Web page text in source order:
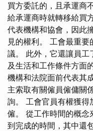
買方委託的，且承運商
給承運商時就轉移給買
代表機構和協會，因此
見的權利。 工會最重
議。 此外，它還讓員工
及生活和工作條件方面
機構和法院面前代表其
主索取有關僱員僱傭關
詢。 工會官員有權獲得
僱。 從工作時間的概念
到完成的時間，其中還